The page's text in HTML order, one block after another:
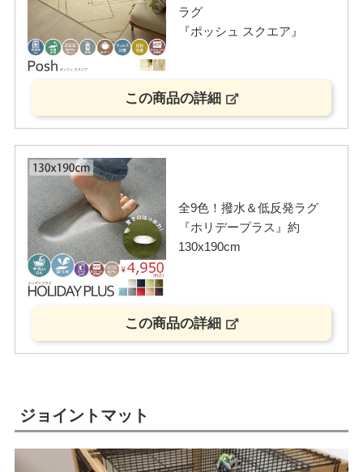
ラグ
『ポッシュ スクエア』
この商品の詳細
全9色！撥水＆低反発ラグ
『ホリデープラス』約
130x190cm
この商品の詳細
ジョイントマット